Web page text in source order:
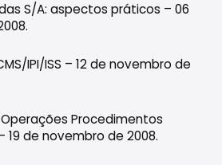
S/A: aspectos práticos – 06
IPI/ISS – 12 de novembro de
Operações Procedimentos
19 de novembro de 2008.